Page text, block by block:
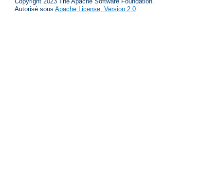
Autorisé sous Apache License, Version 2.0.